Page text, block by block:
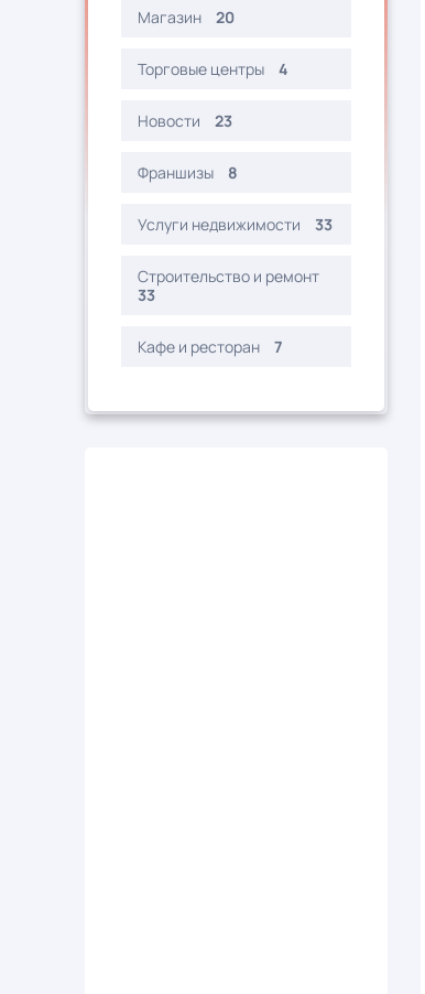
Магазин 20
Торговые центры 4
Новости 23
Франшизы 8
Услуги недвижимости 33
Строительство и ремонт
33
Кафе и ресторан 7